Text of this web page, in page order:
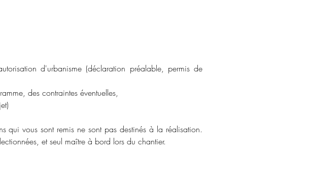
d'urbanisme (déclaration préalable, permis de
des contraintes éventuelles,
qui vous sont remis ne sont pas destinés à la réalisation.
et seul maître à bord lors du chantier.